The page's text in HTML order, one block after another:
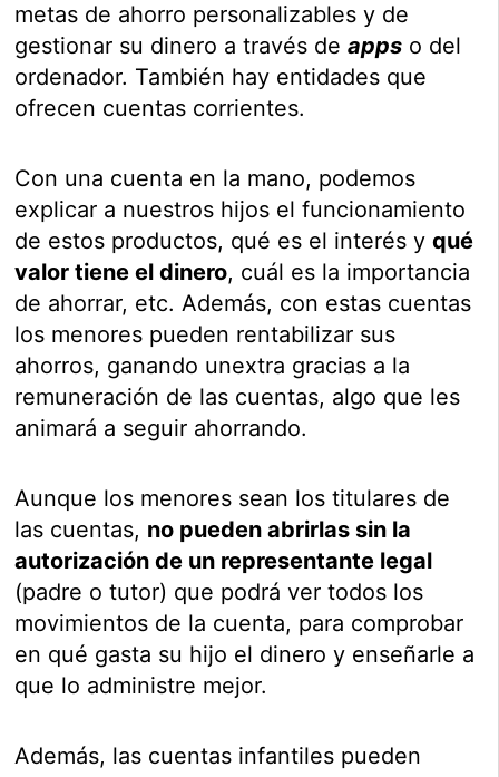
metas de ahorro personalizables y de
gestionar su dinero a través deapps o del
ordenador. También hay entidades que
ofrecen cuentas corrientes.
Con una cuenta en la mano, podemos
explicar a nuestros hijos el funcionamiento
de estos productos, qué es el interés yqué
valor tiene el dinero, cuál es la importancia
de ahorrar, etc. Además, con estas cuentas
los menores pueden rentabilizar sus
ahorros, ganando unextra gracias a la
remuneración de las cuentas, algo que les
animará a seguir ahorrando.
Aunque los menores sean los titulares de
las cuentas, no pueden abrirlas sin la
autorización de un representante legal
(padre o tutor) que podrá ver todos los
movimientos de la cuenta, para comprobar
en qué gasta su hijo el dinero y enseñarle a
que lo administre mejor.
Además, las cuentas infantiles pueden